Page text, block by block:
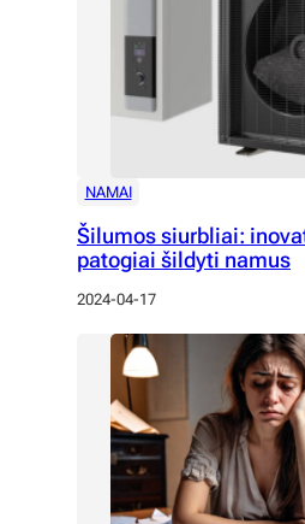
NAMAI
Šilumos siurbliai:
patogiai šildyti namus
2024-04-17